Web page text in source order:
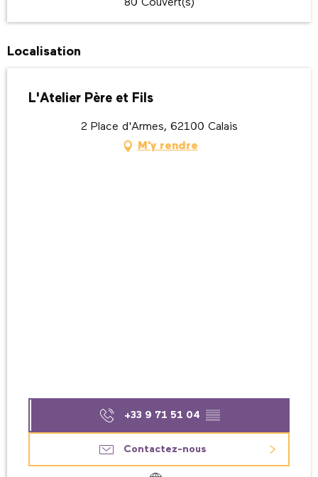
80 Couvert(s)
Localisation
L'Atelier Père et Fils
2 Place d'Armes, 62100 Calais
M'y rendre
+33 9 71 51 04 ▒▒
Contactez-nous